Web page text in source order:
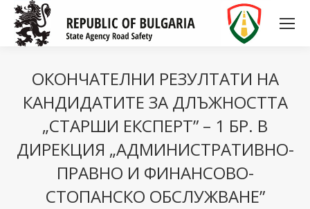
ОКОНЧАТЕЛНИ РЕЗУЛТАТИ НА
КАНДИДАТИТЕ ЗА ДЛЪЖНОСТТА
„СТАРШИ ЕКСПЕРТ” – 1 БР. В
ДИРЕКЦИЯ „АДМИНИСТРАТИВНО-
ПРАВНО И ФИНАНСОВО-
СТОПАНСКО ОБСЛУЖВАНЕ”